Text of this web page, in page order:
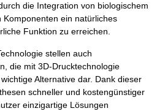
die Integration von biologischem
Komponenten ein natürliches
Funktion zu erreichen.
stellen auch
die mit 3D-Drucktechnologie
Alternative dar. Dank dieser
schneller und kostengünstiger
einzigartige Lösungen